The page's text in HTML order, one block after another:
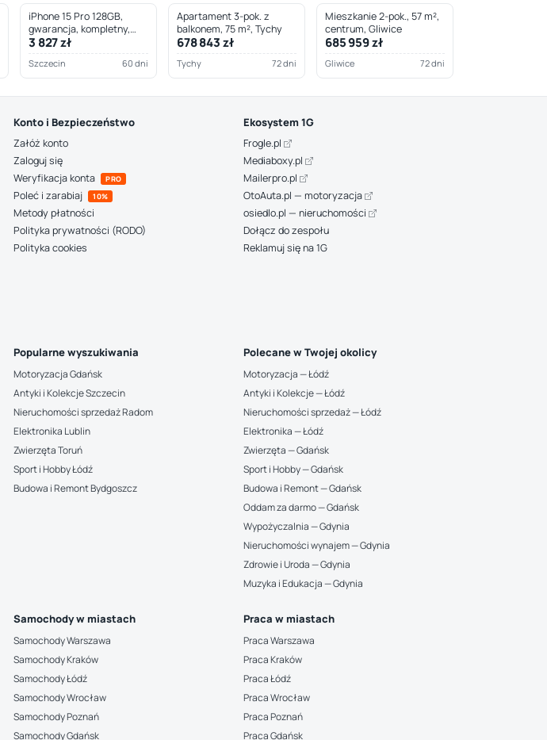
iPhone 15 Pro 128GB,
gwarancja, kompletny,
Szczecin
3 827 zł
Szczecin 60 dni
Apartament 3-pok. z
balkonem, 75 m², Tychy
678 843 zł
Tychy 72 dni
Mieszkanie 2-pok., 57 m²,
centrum, Gliwice
685 959 zł
Gliwice 72 dni
Konto i Bezpieczeństwo
Załóż konto
Zaloguj się
Weryfikacja konta
PRO
Poleć i zarabiaj 10%
Metody płatności
Polityka prywatności (RODO)
Polityka cookies
Ekosystem 1G
Frogle.pl
Mediaboxy.pl
Mailerpro.pl
OtoAuta.pl — motoryzacja
osiedlo.pl — nieruchomości
Dołącz do zespołu
Reklamuj się na 1G
Popularne wyszukiwania
Motoryzacja Gdańsk
Antyki i Kolekcje Szczecin
Nieruchomości sprzedaż Radom
Elektronika Lublin
Zwierzęta Toruń
Sport i Hobby Łódź
Budowa i Remont Bydgoszcz
Polecane w Twojej okolicy
Motoryzacja — Łódź
Antyki i Kolekcje — Łódź
Nieruchomości sprzedaż — Łódź
Elektronika — Łódź
Zwierzęta — Gdańsk
Sport i Hobby — Gdańsk
Budowa i Remont — Gdańsk
Oddam za darmo — Gdańsk
Wypożyczalnia — Gdynia
Nieruchomości wynajem — Gdynia
Zdrowie i Uroda — Gdynia
Muzyka i Edukacja — Gdynia
Samochody w miastach
Samochody Warszawa
Samochody Kraków
Samochody Łódź
Samochody Wrocław
Samochody Poznań
Samochody Gdańsk
Praca w miastach
Praca Warszawa
Praca Kraków
Praca Łódź
Praca Wrocław
Praca Poznań
Praca Gdańsk